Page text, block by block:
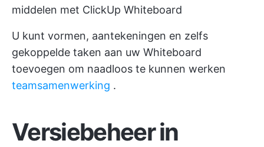
middelen met ClickUp Whiteboard
U kunt vormen, aantekeningen en zelfs
gekoppelde taken aan uw Whiteboard
toevoegen om naadloos te kunnen werken
teamsamenwerking .
Versiebeheer in